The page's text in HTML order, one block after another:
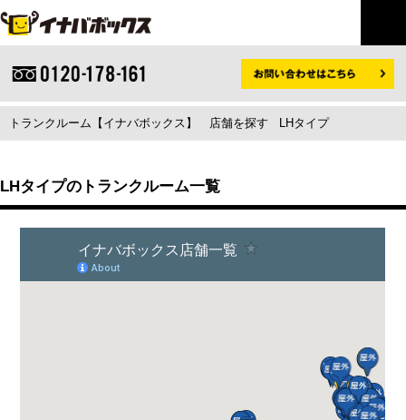
トランクルーム【イナバボックス】 店舗を探す LHタイプ
LHタイプのトランクルーム一覧